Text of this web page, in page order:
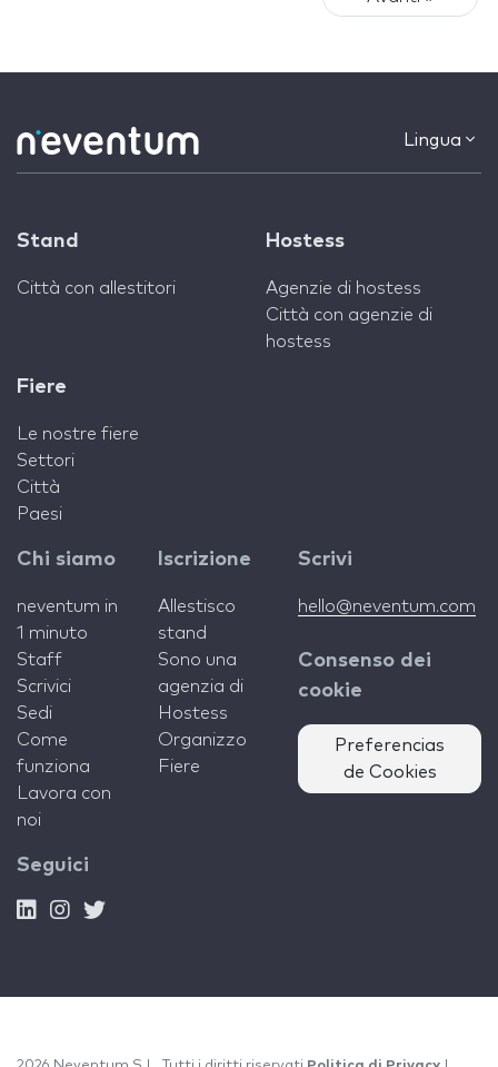
Lingua
Stand
Città con allestitori
Hostess
Agenzie di hostess
Città con agenzie di
hostess
Fiere
Le nostre fiere
Settori
Città
Paesi
Chi siamo
neventum in
1 minuto
Staff
Scrivici
Sedi
Come
funziona
Lavora con
noi
Iscrizione
Allestisco
stand
Sono una
agenzia di
Hostess
Organizzo
Fiere
Scrivi
hello@neventum.com
Consenso dei
cookie
Preferencias
de Cookies
Seguici